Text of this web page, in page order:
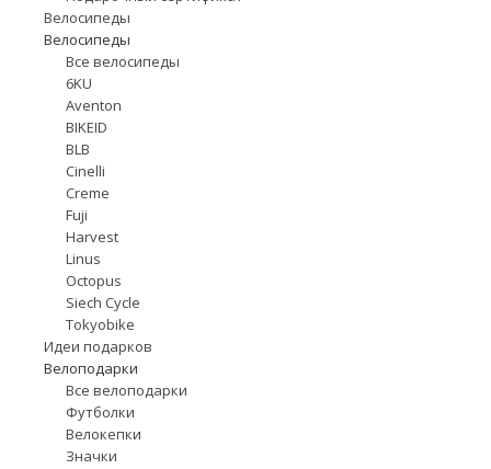
Велосипеды
Велосипеды
Все велосипеды
6KU
Aventon
BIKEID
BLB
Cinelli
Creme
Fuji
Harvest
Linus
Octopus
Siech Cycle
Tokyobike
Идеи подарков
Велоподарки
Все велоподарки
Футболки
Велокепки
Значки